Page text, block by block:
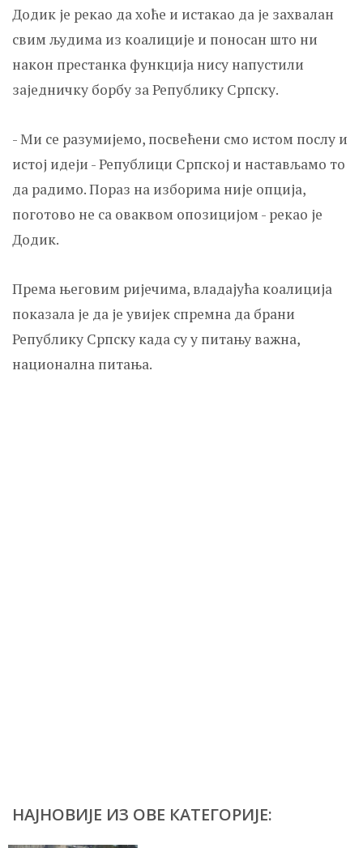
Додик је рекао да хоће и истакао да је захвалан
свим људима из коалиције и поносан што ни
након престанка функција нису напустили
заједничку борбу за Републику Српску.
- Ми се разумијемо, посвећени смо истом послу и
истој идеји - Републици Српској и настављамо то
да радимо. Пораз на изборима није опција,
поготово не са оваквом опозицијом - рекао је
Додик.
Према његовим ријечима, владајућа коалиција
показала је да је увијек спремна да брани
Републику Српску када су у питању важна,
национална питања.
НАЈНОВИЈЕ ИЗ ОВЕ КАТЕГОРИЈЕ: